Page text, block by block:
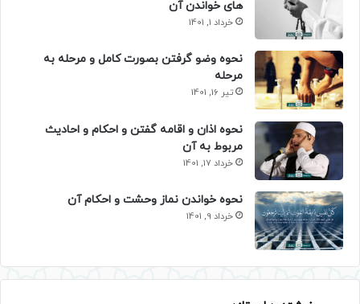
های خواندن آن
خرداد 1, 1401
نحوه وضو گرفتن بصورت کامل و مرحله به
مرحله
تیر 16, 1401
نحوه اذان و اقامه گفتن و احکام و احادیث
مربوط به آن
خرداد 17, 1401
نحوه خواندن نماز وحشت و احکام آن
خرداد 9, 1401